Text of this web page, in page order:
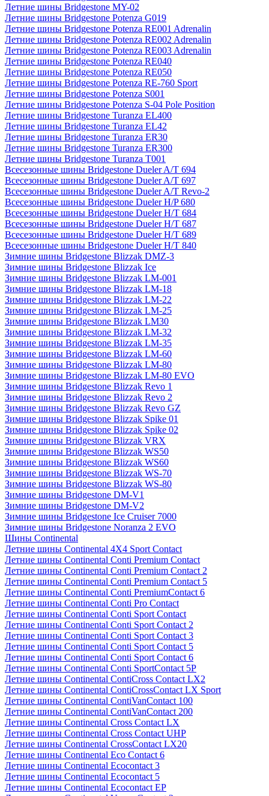
Летние шины Bridgestone MY-02
Летние шины Bridgestone Potenza G019
Летние шины Bridgestone Potenza RE001 Adrenalin
Летние шины Bridgestone Potenza RE002 Adrenalin
Летние шины Bridgestone Potenza RE003 Adrenalin
Летние шины Bridgestone Potenza RE040
Летние шины Bridgestone Potenza RE050
Летние шины Bridgestone Potenza RE-760 Sport
Летние шины Bridgestone Potenza S001
Летние шины Bridgestone Potenza S-04 Pole Position
Летние шины Bridgestone Turanza EL400
Летние шины Bridgestone Turanza EL42
Летние шины Bridgestone Turanza ER30
Летние шины Bridgestone Turanza ER300
Летние шины Bridgestone Turanza T001
Всесезонные шины Bridgestone Dueler A/T 694
Всесезонные шины Bridgestone Dueler A/T 697
Всесезонные шины Bridgestone Dueler A/T Revo-2
Всесезонные шины Bridgestone Dueler H/P 680
Всесезонные шины Bridgestone Dueler H/T 684
Всесезонные шины Bridgestone Dueler H/T 687
Всесезонные шины Bridgestone Dueler H/T 689
Всесезонные шины Bridgestone Dueler H/T 840
Зимние шины Bridgestone Blizzak DMZ-3
Зимние шины Bridgestone Blizzak Ice
Зимние шины Bridgestone Blizzak LM-001
Зимние шины Bridgestone Blizzak LM-18
Зимние шины Bridgestone Blizzak LM-22
Зимние шины Bridgestone Blizzak LM-25
Зимние шины Bridgestone Blizzak LM30
Зимние шины Bridgestone Blizzak LM-32
Зимние шины Bridgestone Blizzak LM-35
Зимние шины Bridgestone Blizzak LM-60
Зимние шины Bridgestone Blizzak LM-80
Зимние шины Bridgestone Blizzak LM-80 EVO
Зимние шины Bridgestone Blizzak Revo 1
Зимние шины Bridgestone Blizzak Revo 2
Зимние шины Bridgestone Blizzak Revo GZ
Зимние шины Bridgestone Blizzak Spike 01
Зимние шины Bridgestone Blizzak Spike 02
Зимние шины Bridgestone Blizzak VRX
Зимние шины Bridgestone Blizzak WS50
Зимние шины Bridgestone Blizzak WS60
Зимние шины Bridgestone Blizzak WS-70
Зимние шины Bridgestone Blizzak WS-80
Зимние шины Bridgestone DM-V1
Зимние шины Bridgestone DM-V2
Зимние шины Bridgestone Ice Cruiser 7000
Зимние шины Bridgestone Noranza 2 EVO
Шины Continental
Летние шины Continental 4X4 Sport Contact
Летние шины Continental Conti Premium Contact
Летние шины Continental Conti Premium Contact 2
Летние шины Continental Conti Premium Contact 5
Летние шины Continental Conti PremiumContact 6
Летние шины Continental Conti Pro Contact
Летние шины Continental Conti Sport Contact
Летние шины Continental Conti Sport Contact 2
Летние шины Continental Conti Sport Contact 3
Летние шины Continental Conti Sport Contact 5
Летние шины Continental Conti Sport Contact 6
Летние шины Continental Conti SportContact 5P
Летние шины Continental ContiCross Contact LX2
Летние шины Continental ContiCrossContact LX Sport
Летние шины Continental ContiVanContact 100
Летние шины Continental ContiVanContact 200
Летние шины Continental Cross Contact LX
Летние шины Continental Cross Contact UHP
Летние шины Continental CrossContact LX20
Летние шины Continental Eco Contact 6
Летние шины Continental Ecocontact 3
Летние шины Continental Ecocontact 5
Летние шины Continental Ecocontact EP